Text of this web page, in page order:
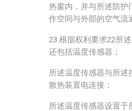
热窗内，并与所述防护
作空间与外部的空气流
23.根据权利要求22所
还包括温度传感器；
所述温度传感器与所述
散热装置电连接；
所述温度传感器设置于